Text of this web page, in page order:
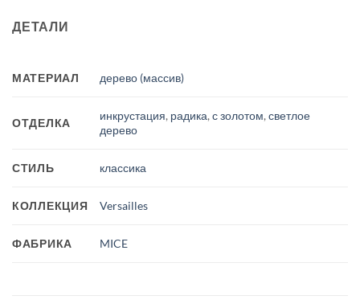
ДЕТАЛИ
МАТЕРИАЛ дерево (массив)
ОТДЕЛКА
инкрустация, радика,с золотом,светлое
дерево
СТИЛЬ классика
КОЛЛЕКЦИЯ Versailles
ФАБРИКА MICE